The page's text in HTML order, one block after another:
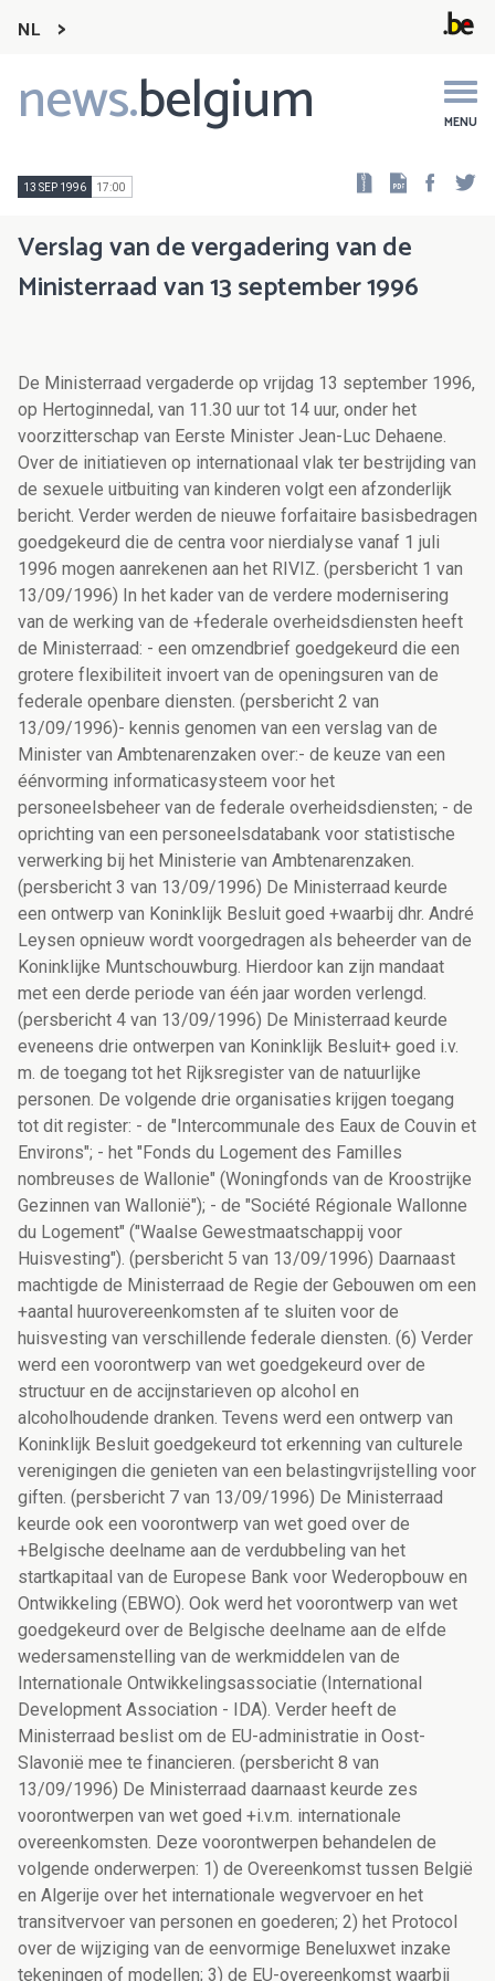
NL
news.belgium MENU
Main
navigation
13 SEP 1996 17:00
Verslag van de vergadering van de
Ministerraad van 13 september 1996
De Ministerraad vergaderde op vrijdag 13 september 1996,
op Hertoginnedal, van 11.30 uur tot 14 uur, onder het
voorzitterschap van Eerste Minister Jean-Luc Dehaene.
Over de initiatieven op internationaal vlak ter bestrijding van
de sexuele uitbuiting van kinderen volgt een afzonderlijk
bericht. Verder werden de nieuwe forfaitaire basisbedragen
goedgekeurd die de centra voor nierdialyse vanaf 1 juli
1996 mogen aanrekenen aan het RIVIZ. (persbericht 1 van
13/09/1996) In het kader van de verdere modernisering
van de werking van de +federale overheidsdiensten heeft
de Ministerraad: - een omzendbrief goedgekeurd die een
grotere flexibiliteit invoert van de openingsuren van de
federale openbare diensten. (persbericht 2 van
13/09/1996)- kennis genomen van een verslag van de
Minister van Ambtenarenzaken over:- de keuze van een
éénvorming informaticasysteem voor het
personeelsbeheer van de federale overheidsdiensten; - de
oprichting van een personeelsdatabank voor statistische
verwerking bij het Ministerie van Ambtenarenzaken.
(persbericht 3 van 13/09/1996) De Ministerraad keurde
een ontwerp van Koninklijk Besluit goed +waarbij dhr. André
Leysen opnieuw wordt voorgedragen als beheerder van de
Koninklijke Muntschouwburg. Hierdoor kan zijn mandaat
met een derde periode van één jaar worden verlengd.
(persbericht 4 van 13/09/1996) De Ministerraad keurde
eveneens drie ontwerpen van Koninklijk Besluit+ goed i.v.
m. de toegang tot het Rijksregister van de natuurlijke
personen. De volgende drie organisaties krijgen toegang
tot dit register: - de "Intercommunale des Eaux de Couvin et
Environs"; - het "Fonds du Logement des Familles
nombreuses de Wallonie" (Woningfonds van de Kroostrijke
Gezinnen van Wallonië"); - de "Société Régionale Wallonne
du Logement" ("Waalse Gewestmaatschappij voor
Huisvesting"). (persbericht 5 van 13/09/1996) Daarnaast
machtigde de Ministerraad de Regie der Gebouwen om een
+aantal huurovereenkomsten af te sluiten voor de
huisvesting van verschillende federale diensten. (6) Verder
werd een voorontwerp van wet goedgekeurd over de
structuur en de accijnstarieven op alcohol en
alcoholhoudende dranken. Tevens werd een ontwerp van
Koninklijk Besluit goedgekeurd tot erkenning van culturele
verenigingen die genieten van een belastingvrijstelling voor
giften. (persbericht 7 van 13/09/1996) De Ministerraad
keurde ook een voorontwerp van wet goed over de
+Belgische deelname aan de verdubbeling van het
startkapitaal van de Europese Bank voor Wederopbouw en
Ontwikkeling (EBWO). Ook werd het voorontwerp van wet
goedgekeurd over de Belgische deelname aan de elfde
wedersamenstelling van de werkmiddelen van de
Internationale Ontwikkelingsassociatie (International
Development Association - IDA). Verder heeft de
Ministerraad beslist om de EU-administratie in Oost-
Slavonië mee te financieren. (persbericht 8 van
13/09/1996) De Ministerraad daarnaast keurde zes
voorontwerpen van wet goed +i.v.m. internationale
overeenkomsten. Deze voorontwerpen behandelen de
volgende onderwerpen: 1) de Overeenkomst tussen België
en Algerije over het internationale wegvervoer en het
transitvervoer van personen en goederen; 2) het Protocol
over de wijziging van de eenvormige Beneluxwet inzake
tekeningen of modellen; 3) de EU-overeenkomst waarbij